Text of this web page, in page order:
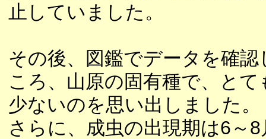
止していました。
その後、図鑑でデータを確認
ころ、山原の固有種で、とて
少ないのを思い出しました。
さらに、成虫の出現期は6～